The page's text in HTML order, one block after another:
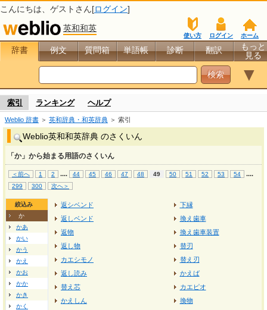
こんにちは、 ゲスト さん[ログイン]
英和和英
ホーム
ログイン
使い方
辞書 例文 質問箱 単語帳 診断 翻訳
もっと
見る
▼
索引 ランキング ヘルプ
Weblio 辞書 ＞ 英和辞典・和英辞典 ＞ 索引
Weblio英和和英辞典 のさくいん
「か」から始まる用語のさくいん
＜前へ 1 2 .... 44 45 46 47 48 49 50 51 52 53 54 ....
299 300 次へ＞
絞込み
か
かあ
かい
かう
かえ
かお
かか
かき
かく
返シベンド
返しベンド
返物
返し物
カエシモノ
返し読み
替え芯
かえしん
下縁
換え歯車
換え歯車装置
替刃
替え刃
かえば
カエピオ
換物